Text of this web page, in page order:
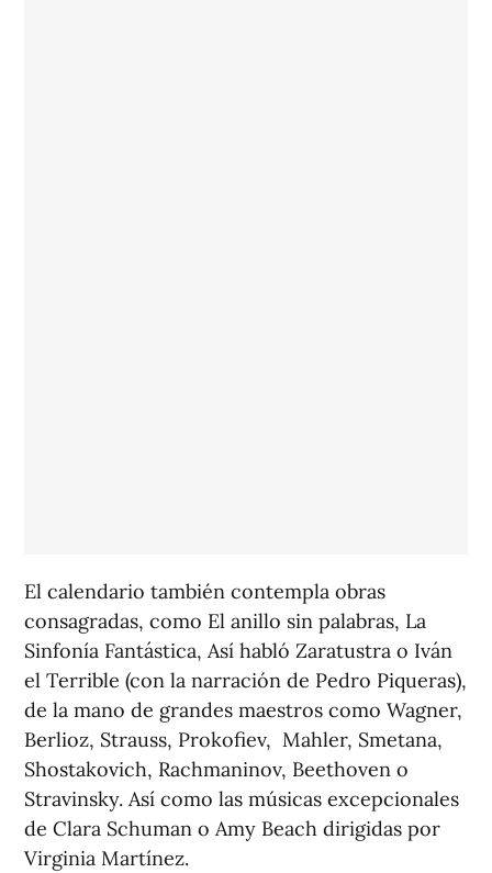
El calendario también contempla obras
consagradas, como El anillo sin palabras, La
Sinfonía Fantástica, Así habló Zaratustra o Iván
el Terrible (con la narración de Pedro Piqueras),
de la mano de grandes maestros como Wagner,
Berlioz, Strauss, Prokofiev, Mahler, Smetana,
Shostakovich, Rachmaninov, Beethoven o
Stravinsky. Así como las músicas excepcionales
de Clara Schuman o Amy Beach dirigidas por
Virginia Martínez.